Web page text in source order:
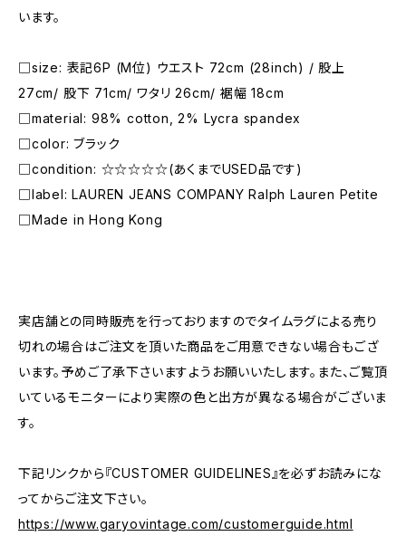
います。
□size: 表記6P (M位) ウエスト 72cm (28inch) / 股上
27cm/ 股下 71cm/ ワタリ 26cm/ 裾幅 18cm
□material: 98% cotton, 2% Lycra spandex
□color: ブラック
□condition: ☆☆☆☆☆(あくまでUSED品です)
□label: LAUREN JEANS COMPANY Ralph Lauren Petite
□Made in Hong Kong
実店舗との同時販売を行っておりますのでタイムラグによる売り
切れの場合はご注文を頂いた商品をご用意できない場合もござ
います。予めご了承下さいますようお願いいたします。また、ご覧頂
いているモニターにより実際の色と出方が異なる場合がございま
す。
下記リンクから『CUSTOMER GUIDELINES』を必ずお読みにな
ってからご注文下さい。
https://www.garyovintage.com/customerguide.html